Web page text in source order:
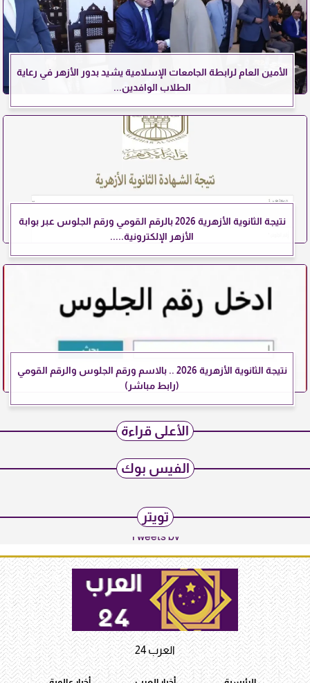
الأمين العام لرابطة الجامعات الإسلامية يشيد بدور الأزهر في رعاية
الطلاب الوافدين...
نتيجة الثانوية الأزهرية 2026 بالرقم القومي ورقم الجلوس عبر بوابة
الأزهر الإلكترونية.....
نتيجة الثانوية الأزهرية 2026 .. بالاسم ورقم الجلوس والرقم القومي
(رابط مباشر)
الأعلى قراءة
الفيس بوك
تويتر
Tweets by
العرب 24